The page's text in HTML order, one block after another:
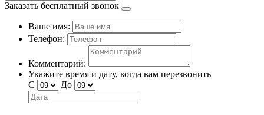
Заказать бесплатный звонок
Ваше имя:
Телефон:
Комментарий:
Укажите время и дату, когда вам перезвонить
С
До